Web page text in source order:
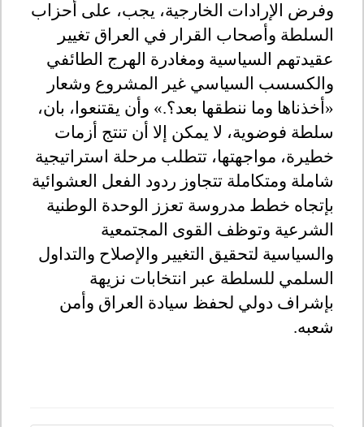
وفرض الإرادات الخارجية، يجب، على أحزاب
السلطة وأصحاب القرار في العراق تغيير
عقيدتهم السياسية ومغادرة الهرج الطائفي
والكسسب السياسي غير المشروع وشعار
«أخذناها وما ننطقها بعد؟.» وأن يقتنعوا، بان،
سلطة فوضوية، لا يمكن إلا أن تنتج أزمات
خطيرة، مواجهتها، تتطلب مرحلة استراتيجية
شاملة ومتكاملة تتجاوز ردود الفعل العشوائية
بإتجاه خطط مدروسة تعزز الوحدة الوطنية
الشرعية وتوظف القوى المجتمعية
والسياسية لتحقيق التغيير والإصلاح والتداول
السلمي للسلطة عبر انتخابات نزيهة
بإشراف دولي لحفظ سيادة العراق وأمن
شعبه.